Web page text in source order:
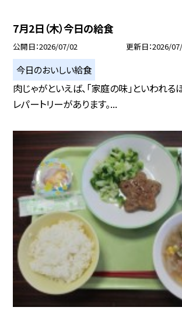
7月2日（木）今日の給食
公開日 2026/07/02 更新日 2026/
今日のおいしい給食
肉じゃがといえば、「家庭の味」といわれる
レパートリーがあります。...